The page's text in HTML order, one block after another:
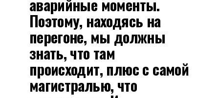
аварийные моменты.
Поэтому, находясь на
перегоне, мы должны
знать, что там
происходит, плюс с самой
магистралью, что